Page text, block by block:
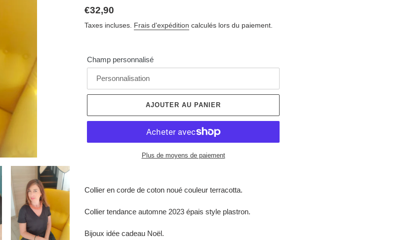
Prix
normal
€32,90
Taxes incluses. Frais d'expédition calculés lors du paiement.
Champ personnalisé
AJOUTER AU PANIER
Plus de moyens de paiement
d'un
à
panier
Collier en corde de coton noué couleur terracotta.
Collier tendance automne 2023 épais style plastron.
Bijoux idée cadeau Noël.